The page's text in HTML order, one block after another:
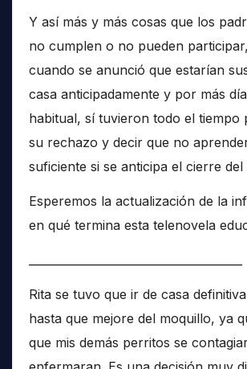
Y así más y más cosas que los
no cumplen o no pueden
cuando se anunció que estarían
casa anticipadamente y por más
habitual, sí tuvieron todo el tiempo
su rechazo y decir que no
suficiente si se anticipa el cierre
Esperemos la actualización de la
en qué termina esta telenovela
Rita se tuvo que ir de casa
hasta que mejore del moquillo, ya
que mis demás perritos se